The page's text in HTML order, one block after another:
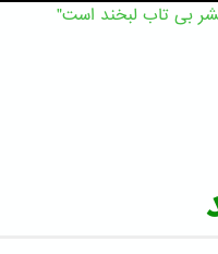
بی تاب لبخند است"